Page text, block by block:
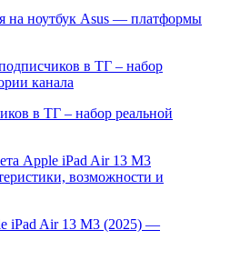
на ноутбук Asus — платформы
в ТГ – набор реальной
iPad Air 13 M3 (2025) —